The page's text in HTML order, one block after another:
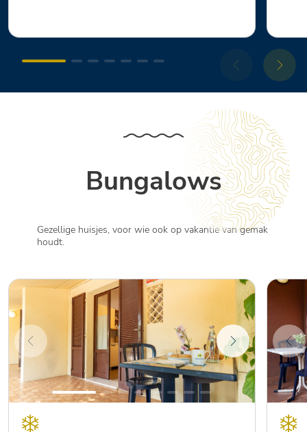
Bungalows
Gezellige huisjes, voor wie ook op vakantie van gemak
houdt.